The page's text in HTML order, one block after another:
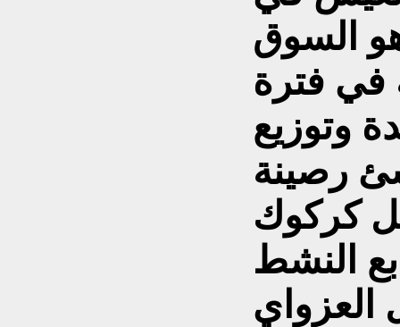
السوق
في فترة
وتوزيع
رصينة
كركوك
النشط
العزواي